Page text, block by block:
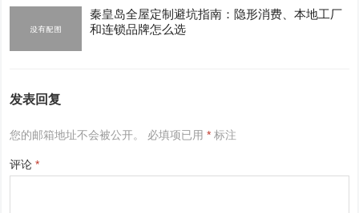
秦皇岛全屋定制避坑指南：隐形消费、本地工厂
和连锁品牌怎么选
发表回复
您的邮箱地址不会被公开。 必填项已用* 标注
评论*